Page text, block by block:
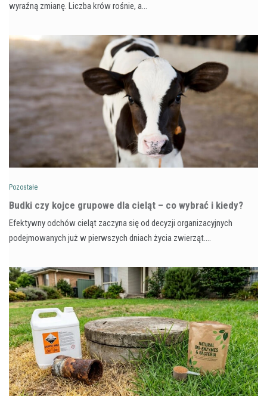
wyraźną zmianę. Liczba krów rośnie, a…
Pozostałe
Budki czy kojce grupowe dla cieląt – co wybrać i kiedy?
Efektywny odchów cieląt zaczyna się od decyzji organizacyjnych
podejmowanych już w pierwszych dniach życia zwierząt.…